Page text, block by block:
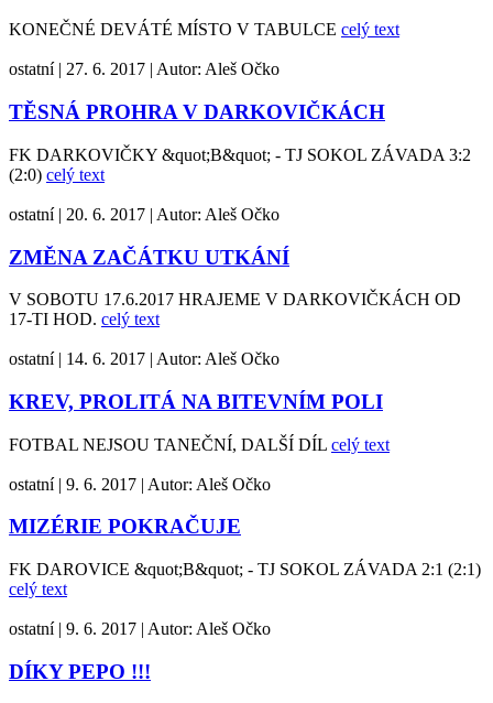
KONEČNÉ DEVÁTÉ MÍSTO V TABULCE celý text
ostatní | 27. 6. 2017 | Autor: Aleš Očko
TĚSNÁ PROHRA V DARKOVIČKÁCH
FK DARKOVIČKY &quot;B&quot; - TJ SOKOL ZÁVADA 3:2
(2:0) celý text
ostatní | 20. 6. 2017 | Autor: Aleš Očko
ZMĚNA ZAČÁTKU UTKÁNÍ
V SOBOTU 17.6.2017 HRAJEME V DARKOVIČKÁCH OD
17-TI HOD. celý text
ostatní | 14. 6. 2017 | Autor: Aleš Očko
KREV, PROLITÁ NA BITEVNÍM POLI
FOTBAL NEJSOU TANEČNÍ, DALŠÍ DÍL celý text
ostatní | 9. 6. 2017 | Autor: Aleš Očko
MIZÉRIE POKRAČUJE
FK DAROVICE &quot;B&quot; - TJ SOKOL ZÁVADA 2:1 (2:1)
celý text
ostatní | 9. 6. 2017 | Autor: Aleš Očko
DÍKY PEPO !!!